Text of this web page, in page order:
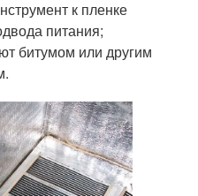
к пленке
питания;
битумом или другим